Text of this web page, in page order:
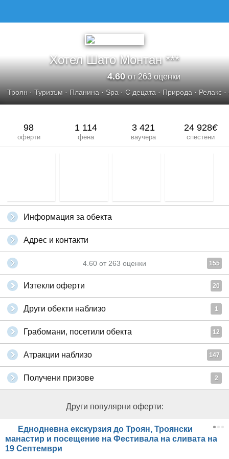
Хотел Шато Монтан ***
4.60от 263 оценки
Троян · Туризъм · Планина · Spa · С децата · Природа · Релакс ·
98
оферти
1 114
фена
3 421
ваучера
24 928€
спестени
Информация за обекта
Адрес и контакти
4.60 от 263 оценки 155
Изтекли оферти 20
Други обекти наблизо 1
Грабомани, посетили обекта 12
Атракции наблизо 147
Получени призове 2
Други популярни оферти:
Еднодневна екскурзия до Троян, Троянски
манастир и посещение на Фестивала на сливата на
19 Септември